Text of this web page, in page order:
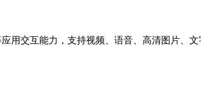
用交互能力，支持视频、语音、高清图片、